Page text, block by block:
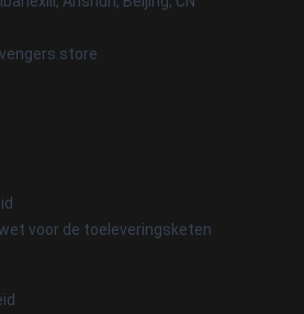
voor de toeleveringsketen